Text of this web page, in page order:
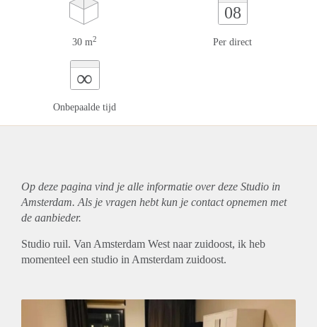
30 m2
08
Per direct
∞
Onbepaalde tijd
Op deze pagina vind je alle informatie over deze Studio in
Amsterdam. Als je vragen hebt kun je contact opnemen met
de aanbieder.
Studio ruil. Van Amsterdam West naar zuidoost, ik heb
momenteel een studio in Amsterdam zuidoost.